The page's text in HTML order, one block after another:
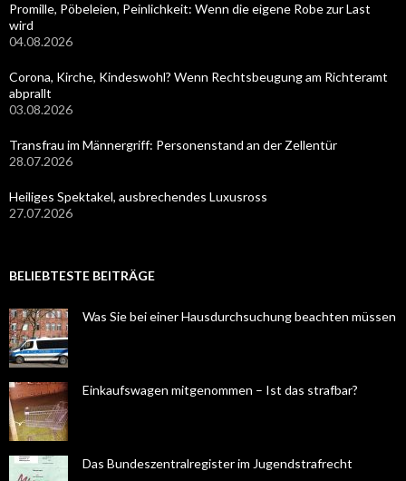
Promille, Pöbeleien, Peinlichkeit: Wenn die eigene Robe zur Last
wird
04.08.2026
Corona, Kirche, Kindeswohl? Wenn Rechtsbeugung am Richteramt
abprallt
03.08.2026
Transfrau im Männergriff: Personenstand an der Zellentür
28.07.2026
Heiliges Spektakel, ausbrechendes Luxusross
27.07.2026
BELIEBTESTE BEITRÄGE
Was Sie bei einer Hausdurchsuchung beachten müssen
Einkaufswagen mitgenommen – Ist das strafbar?
Das Bundeszentralregister im Jugendstrafrecht